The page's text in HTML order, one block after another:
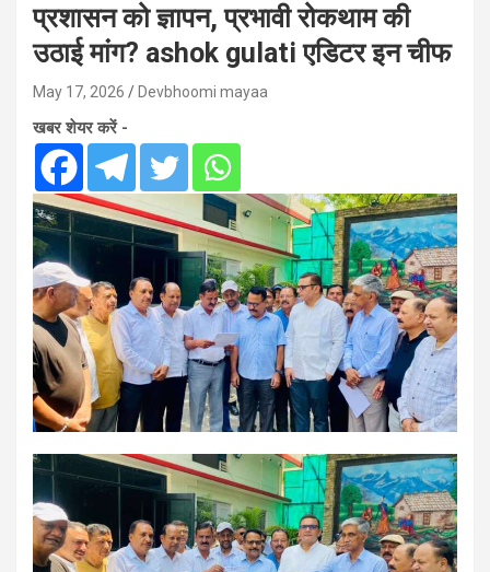
प्रशासन को ज्ञापन, प्रभावी रोकथाम की
उठाई मांग? ashok gulati एडिटर इन चीफ
May 17, 2026 Devbhoomi mayaa
खबर शेयर करें -